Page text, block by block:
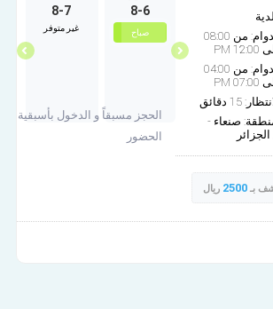
الدوام: من 08:00
الدوام: من 04:00
15 دقائق
صنعاء -
بـ2500 ريال
صباح
مساء
8-6
صباح
8-7
غير متوفر
الحجز مسبقاً و الدخول بأسبقية
الحضور